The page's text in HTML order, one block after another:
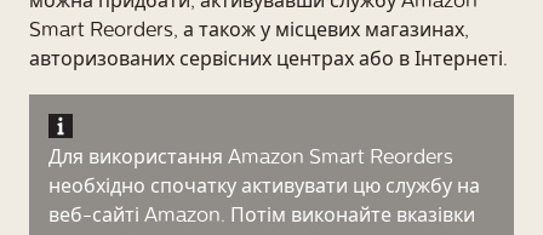
Smart Reorders, а також у місцевих магазинах,
авторизованих сервісних центрах або в Інтернеті.
Для використання Amazon Smart Reorders
необхідно спочатку активувати цю службу на
веб-сайті Amazon. Потім виконайте вказівки